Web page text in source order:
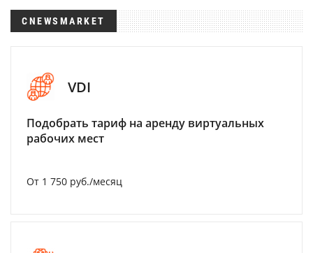
CNEWSMARKET
VDI
Подобрать тариф на аренду виртуальных
рабочих мест
От 1 750 руб./месяц